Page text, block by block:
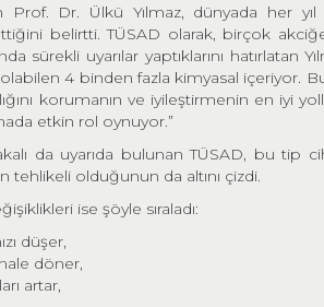
Dr. Ülkü Yılmaz, dünyada her
belirtti. TÜSAD olarak, birçok
uyarılar yaptıklarını hatırlatan
4 binden fazla kimyasal içeriyor.
korumanın ve iyileştirmenin en iyi
etkin rol oynuyor.”
da uyarıda bulunan TÜSAD, bu tip
olduğunun da altını çizdi.
ise şöyle sıraladı:
düşer,
döner,
artar,